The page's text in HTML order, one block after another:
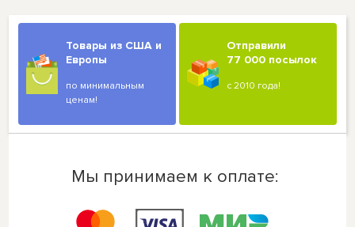
Товары из США и
Европы
по минимальным
ценам!
Отправили
77 000 посылок
с 2010 года!
Мы принимаем к оплате: